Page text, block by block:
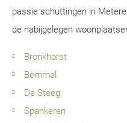
passie schuttingen in
de nabijgelegen
Bronkhorst
Bemmel
De Steeg
Spankeren